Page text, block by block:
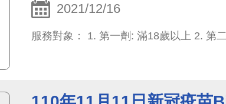
2021/12/16
服務對象： 1. 第一劑: 滿18歲以上 2. 第